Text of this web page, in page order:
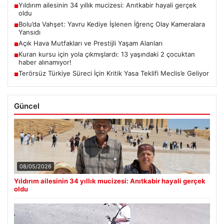
■Yıldırım ailesinin 34 yıllık mucizesi: Anıtkabir hayali gerçek
oldu
■Bolu’da Vahşet: Yavru Kediye İşlenen İğrenç Olay Kameralara
Yansıdı
■Açık Hava Mutfakları ve Prestijli Yaşam Alanları
■Kuran kursu için yola çıkmışlardı: 13 yaşındaki 2 çocuktan
haber alınamıyor!
■Terörsüz Türkiye Süreci İçin Kritik Yasa Teklifi Meclis’e Geliyor
Güncel
08/05/2026
Yıldırım ailesinin 34 yıllık mucizesi: Anıtkabir hayali gerçek
oldu